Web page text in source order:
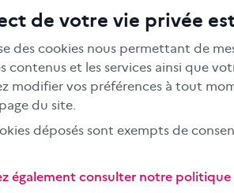
Le CLEMI
À l'international
CLEMI sup
Espace presse
de votre vie privée
des cookies nous permettant de
contenus et les services ainsi que
modifier vos préférences à tout
du site.
déposés sont exempts de
également consulter notre